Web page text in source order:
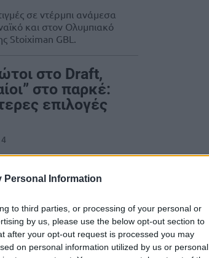
Personal Information
to third parties, or processing of your personal or
by us, please use the below opt-out section to
after your opt-out request is processed you may
on personal information utilized by us or personal
σε ντέρμπι ανάμεσα
και στον Ολυμπιακό
Stoiximan GBL.
στο Draft,
στο παρκέ:
επιλογές
δε δικαιολόγησαν ποτέ
στο #1 του Draft στη
–
Δέκα